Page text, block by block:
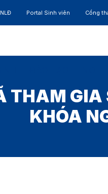
Portal Sinh viên Cổng
THAM GIA
KHÓA